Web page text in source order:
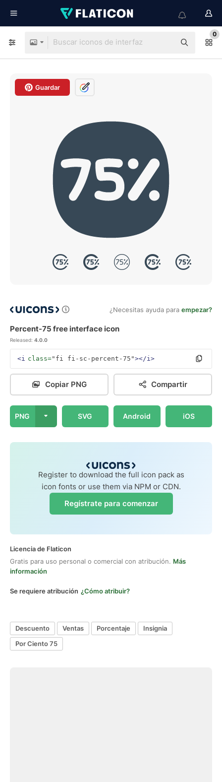
0
Guardar
¿Necesitas ayuda para empezar?
Percent-75 free interface icon
Released: 4.0.0
<i class="fi fi-sc-percent-75"></i>
Copiar PNG Compartir
PNG SVG Android iOS
Register to download the full icon pack as
icon fonts or use them via NPM or CDN.
Regístrate para comenzar
Licencia de Flaticon
Gratis para uso personal o comercial con atribución. Más
información
Se requiere atribución ¿Cómo atribuir?
Descuento Ventas Porcentaje
Insignia
Por Ciento 75